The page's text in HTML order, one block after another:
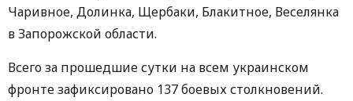
Чаривное, Долинка, Щербаки, Блакитное, Веселянка
в Запорожской области.
Всего за прошедшие сутки на всем украинском
фронте зафиксировано 137 боевых столкновений.